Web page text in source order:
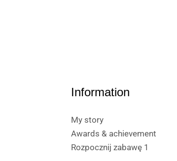
Information
My story
Awards & achievement
Rozpocznij zabawę 1